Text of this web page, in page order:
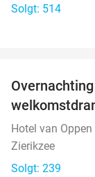
Solgt: 514
Hotel van Oppen
Zierikzee
Solgt: 239